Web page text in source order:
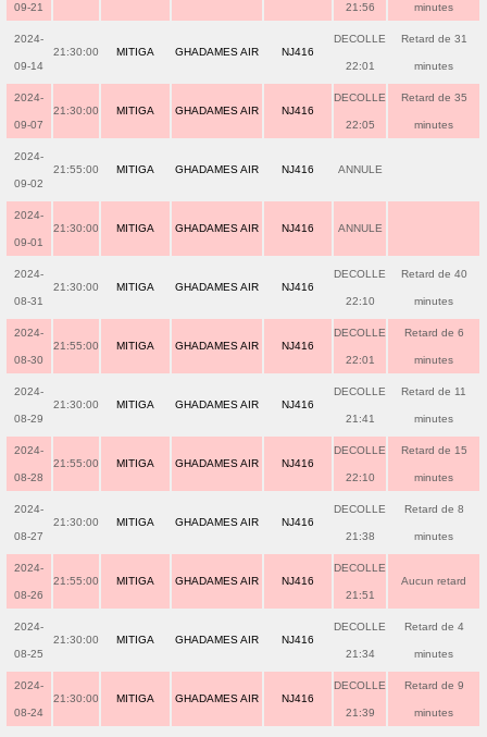
09-21 21:56 minutes
2024-
09-14
21:30:00 MITIGA GHADAMES AIR NJ416
DECOLLE
22:01
Retard de 31
minutes
2024-
09-07
21:30:00 MITIGA GHADAMES AIR NJ416
DECOLLE
22:05
Retard de 35
minutes
2024-
09-02
21:55:00 MITIGA GHADAMES AIR NJ416 ANNULE
2024-
09-01
21:30:00 MITIGA GHADAMES AIR NJ416 ANNULE
2024-
08-31
21:30:00 MITIGA GHADAMES AIR NJ416
DECOLLE
22:10
Retard de 40
minutes
2024-
08-30
21:55:00 MITIGA GHADAMES AIR NJ416
DECOLLE
22:01
Retard de 6
minutes
2024-
08-29
21:30:00 MITIGA GHADAMES AIR NJ416
DECOLLE
21:41
Retard de 11
minutes
2024-
08-28
21:55:00 MITIGA GHADAMES AIR NJ416
DECOLLE
22:10
Retard de 15
minutes
2024-
08-27
21:30:00 MITIGA GHADAMES AIR NJ416
DECOLLE
21:38
Retard de 8
minutes
2024-
08-26
21:55:00 MITIGA GHADAMES AIR NJ416
DECOLLE
21:51
Aucun retard
2024-
08-25
21:30:00 MITIGA GHADAMES AIR NJ416
DECOLLE
21:34
Retard de 4
minutes
2024-
08-24
21:30:00 MITIGA GHADAMES AIR NJ416
DECOLLE
21:39
Retard de 9
minutes